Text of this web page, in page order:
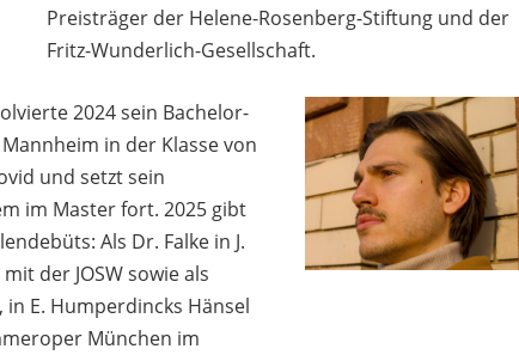
Preisträger der Helene-Rosenberg-Stiftung und der
Fritz-Wunderlich-Gesellschaft.
2024 sein Bachelor-
in der Klasse von
und setzt sein
im Master fort. 2025 gibt
Als Dr. Falke in J.
der JOSW sowie als
E. Humperdincks Hänsel
München im